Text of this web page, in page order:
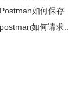
如何保存...
如何请求...